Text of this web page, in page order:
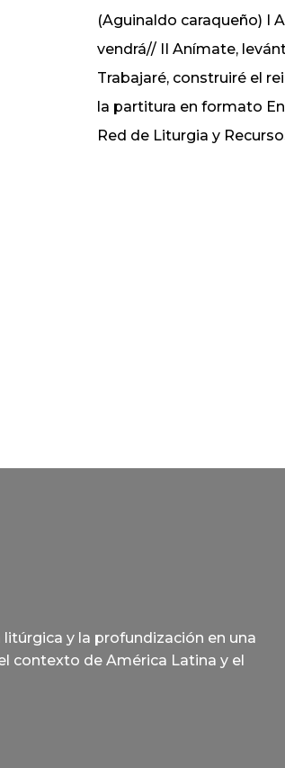
(Aguinaldo caraqueño) I
vendrá// II Anímate,
Trabajaré, construiré el
la partitura en formato
Red de Liturgia y
y la profundización en una
contexto de América Latina y el